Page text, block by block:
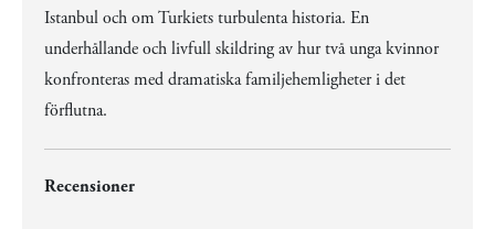
Istanbul och om Turkiets turbulenta historia. En
underhållande och livfull skildring av hur två unga kvinnor
konfronteras med dramatiska familjehemligheter i det
förflutna.
Recensioner